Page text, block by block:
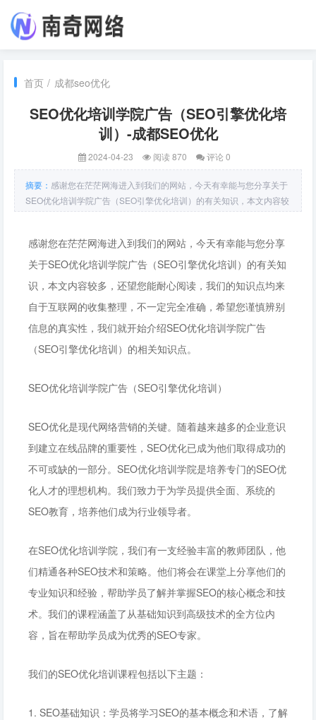
首页 / 成都seo优化
SEO优化培训学院广告（SEO引擎优化培
训）-成都SEO优化
2024-04-23 阅读 870 评论 0
摘要： 感谢您在茫茫网海进入到我们的网站，今天有幸能与您分享关于
SEO优化培训学院广告（SEO引擎优化培训）的有关知识，本文内容较
多，还望您能耐心阅读，我们的知识点均来自于互联网的收集整理，不
化培训学院广告（
感谢您在茫茫网海进入到我们的网站，今天有幸能与您分享
关于SEO优化培训学院广告（SEO引擎优化培训）的有关知
识，本文内容较多，还望您能耐心阅读，我们的知识点均来
自于互联网的收集整理，不一定完全准确，希望您谨慎辨别
信息的真实性，我们就开始介绍SEO优化培训学院广告
（SEO引擎优化培训）的相关知识点。
SEO优化培训学院广告（SEO引擎优化培训）
SEO优化是现代网络营销的关键。随着越来越多的企业意识
到建立在线品牌的重要性，SEO优化已成为他们取得成功的
不可或缺的一部分。SEO优化培训学院是培养专门的SEO优
化人才的理想机构。我们致力于为学员提供全面、系统的
SEO教育，培养他们成为行业领导者。
在SEO优化培训学院，我们有一支经验丰富的教师团队，他
们精通各种SEO技术和策略。他们将会在课堂上分享他们的
专业知识和经验，帮助学员了解并掌握SEO的核心概念和技
术。我们的课程涵盖了从基础知识到高级技术的全方位内
容，旨在帮助学员成为优秀的SEO专家。
我们的SEO优化培训课程包括以下主题：
1. SEO基础知识：学员将学习SEO的基本概念和术语，了解